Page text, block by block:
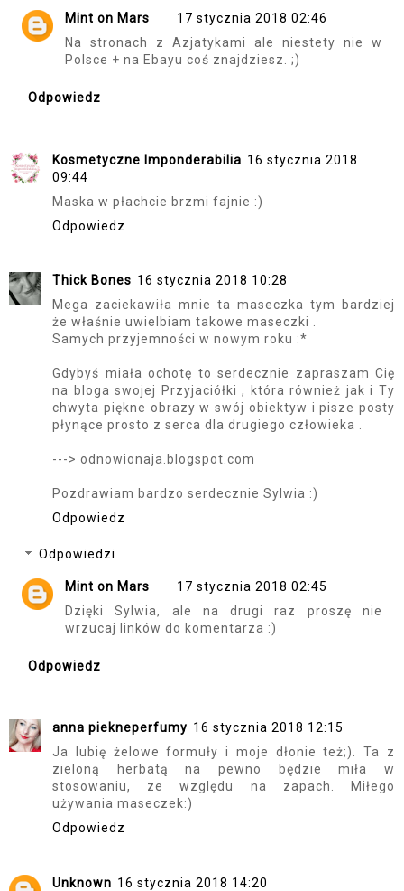
Mint on Mars
17 stycznia 2018 02:46
Na stronach z Azjatykami ale niestety nie w
Polsce + na Ebayu coś znajdziesz. ;)
Odpowiedz
Kosmetyczne Imponderabilia 16 stycznia 2018
09:44
Maska w płachcie brzmi fajnie :)
Odpowiedz
Thick Bones 16 stycznia 2018 10:28
Mega zaciekawiła mnie ta maseczka tym bardziej
że właśnie uwielbiam takowe maseczki .
Samych przyjemności w nowym roku :*
Gdybyś miała ochotę to serdecznie zapraszam Cię
na bloga swojej Przyjaciółki , która również jak i Ty
chwyta piękne obrazy w swój obiektyw i pisze posty
płynące prosto z serca dla drugiego człowieka .
---> odnowionaja.blogspot.com
Pozdrawiam bardzo serdecznie Sylwia :)
Odpowiedz
Odpowiedzi
Mint on Mars
17 stycznia 2018 02:45
Dzięki Sylwia, ale na drugi raz proszę nie
wrzucaj linków do komentarza :)
Odpowiedz
anna piekneperfumy 16 stycznia 2018 12:15
Ja lubię żelowe formuły i moje dłonie też;). Ta z
zieloną herbatą na pewno będzie miła w
stosowaniu, ze względu na zapach. Miłego
używania maseczek:)
Odpowiedz
Unknown 16 stycznia 2018 14:20